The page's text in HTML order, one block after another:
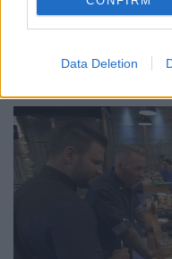
Data Deletion
mindenki győzte meg